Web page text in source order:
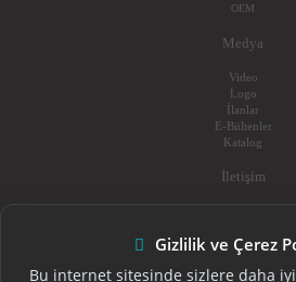
OEM
Medya
Video
Logo
İlanlar
E-Bültenler
Katalog
İletişim
Gizlilik ve Çerez
Bu internet sitesinde sizlere daha